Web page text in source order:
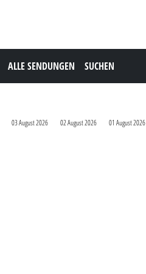
ALLE SENDUNGEN SUCHEN
03 August 2026 02 August 2026 01 August 2026